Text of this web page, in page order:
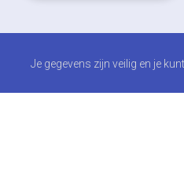
Je gegevens zijn veilig en je